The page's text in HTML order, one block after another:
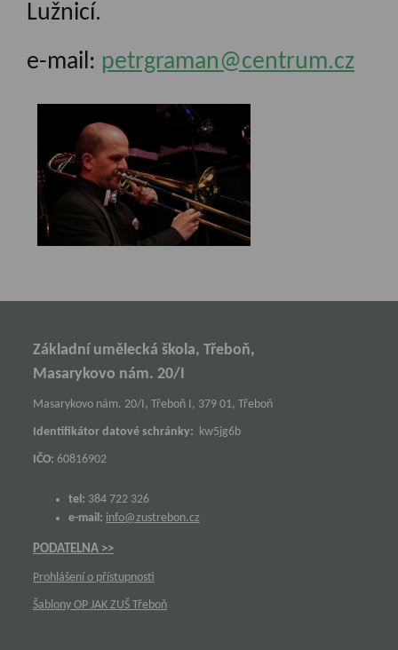
Lužnicí.
e-mail: petrgraman@centrum.cz
Základní umělecká škola, Třeboň,
Masarykovo nám. 20/I
Masarykovo nám. 20/I, Třeboň I, 379 01, Třeboň
Identifikátor datové schránky: kw5jg6b
IČO: 60816902
tel: 384 722 326
e-mail: info@zustrebon.cz
PODATELNA >>
Prohlášení o přístupnosti
Šablony OP JAK ZUŠ Třeboň